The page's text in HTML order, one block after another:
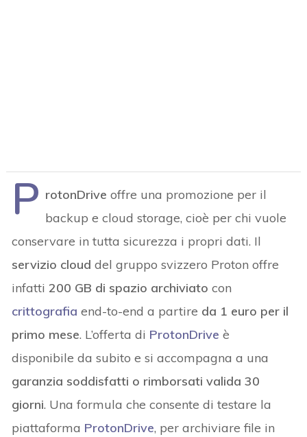
P rotonDriveoffre una promozione per il
backup e cloud storage, cioè per chi vuole
conservare in tutta sicurezza i propri dati. Il
servizio cloud del gruppo svizzero Proton offre
infatti200 GB di spazio archiviato con
crittografia end-to-end a partire da 1 euro per il
primo mese. L’offerta di ProtonDrive è
disponibile da subito e si accompagna a una
garanzia soddisfatti o rimborsati valida 30
giorni. Una formula che consente di testare la
piattaforma ProtonDrive, per archiviare file in